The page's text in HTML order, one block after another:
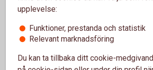
Orange kuvert
upplevelse:
Funktioner, prestanda och statistik
Relevant marknadsföring
Du kan ta tillbaka ditt cookie-